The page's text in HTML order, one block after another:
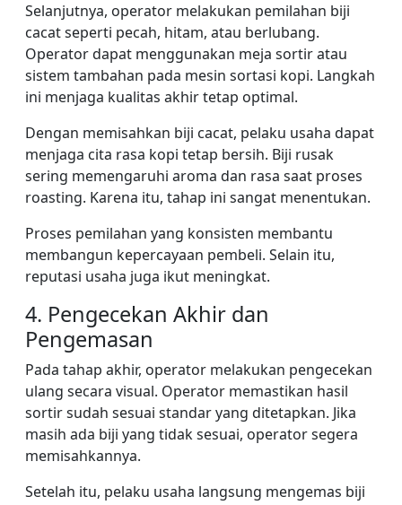
Selanjutnya, operator melakukan pemilahan biji
cacat seperti pecah, hitam, atau berlubang.
Operator dapat menggunakan meja sortir atau
sistem tambahan pada mesin sortasi kopi. Langkah
ini menjaga kualitas akhir tetap optimal.
Dengan memisahkan biji cacat, pelaku usaha dapat
menjaga cita rasa kopi tetap bersih. Biji rusak
sering memengaruhi aroma dan rasa saat proses
roasting. Karena itu, tahap ini sangat menentukan.
Proses pemilahan yang konsisten membantu
membangun kepercayaan pembeli. Selain itu,
reputasi usaha juga ikut meningkat.
4. Pengecekan Akhir dan
Pengemasan
Pada tahap akhir, operator melakukan pengecekan
ulang secara visual. Operator memastikan hasil
sortir sudah sesuai standar yang ditetapkan. Jika
masih ada biji yang tidak sesuai, operator segera
memisahkannya.
Setelah itu, pelaku usaha langsung mengemas biji